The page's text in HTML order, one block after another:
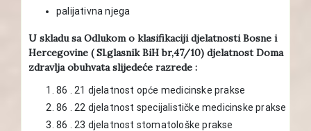
palijativna njega
U skladu sa Odlukom o klasifikaciji djelatnosti Bosne i
Hercegovine ( Sl.glasnik BiH br,47/10) djelatnost Doma
zdravlja obuhvata slijedeće razrede :
86 . 21 djelatnost opće medicinske prakse
86 . 22 djelatnost specijalističke medicinske prakse
86 . 23 djelatnost stomatološke prakse